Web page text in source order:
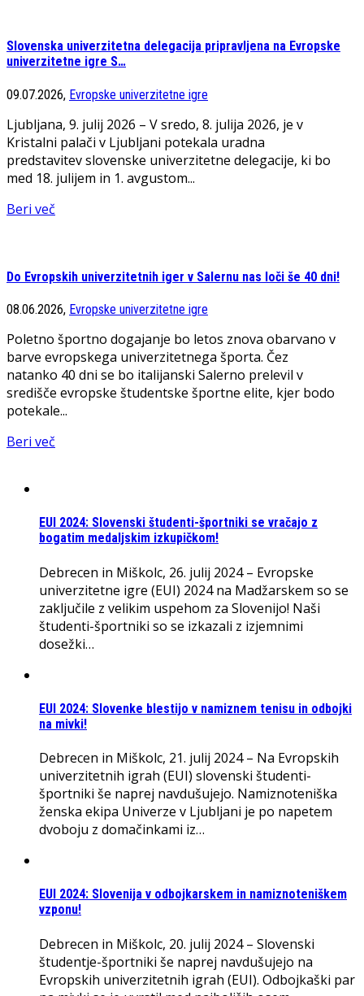
Slovenska univerzitetna delegacija pripravljena na Evropske
univerzitetne igre S…
09.07.2026, Evropske univerzitetne igre
Ljubljana, 9. julij 2026 – V sredo, 8. julija 2026, je v
Kristalni palači v Ljubljani potekala uradna
predstavitev slovenske univerzitetne delegacije, ki bo
med 18. julijem in 1. avgustom...
Beri več
Do Evropskih univerzitetnih iger v Salernu nas loči še 40 dni!
08.06.2026, Evropske univerzitetne igre
Poletno športno dogajanje bo letos znova obarvano v
barve evropskega univerzitetnega športa. Čez
natanko 40 dni se bo italijanski Salerno prelevil v
središče evropske študentske športne elite, kjer bodo
potekale...
Beri več
EUI 2024: Slovenski študenti-športniki se vračajo z
bogatim medaljskim izkupičkom!
Debrecen in Miškolc, 26. julij 2024 – Evropske
univerzitetne igre (EUI) 2024 na Madžarskem so se
zaključile z velikim uspehom za Slovenijo! Naši
študenti-športniki so se izkazali z izjemnimi
dosežki…
EUI 2024: Slovenke blestijo v namiznem tenisu in odbojki
na mivki!
Debrecen in Miškolc, 21. julij 2024 – Na Evropskih
univerzitetnih igrah (EUI) slovenski študenti-
športniki še naprej navdušujejo. Namiznoteniška
ženska ekipa Univerze v Ljubljani je po napetem
dvoboju z domačinkami iz…
EUI 2024: Slovenija v odbojkarskem in namiznoteniškem
vzponu!
Debrecen in Miškolc, 20. julij 2024 – Slovenski
študentje-športniki še naprej navdušujejo na
Evropskih univerzitetnih igrah (EUI). Odbojkaški par